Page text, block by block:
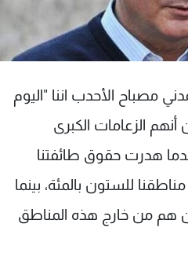
مصباح الأحدب اننا "اليوم
الزعامات الكبرى
هدرت حقوق طائفتنا
للستون بالمئة، بينما
هم من خارج هذه المناطق
تواصل معنا
الإسـتخدام
الخصوصية